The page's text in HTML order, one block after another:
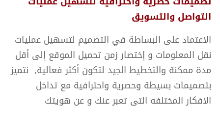
التواصل والتسويق
الاعتماد على البساطة في التصميم لتسهيل عمليات
نقل المعلومات و إختصار زمن تحميل الموقع إلى أقل
مدة ممكنة والتخطيط الجيد لتكون أكثر فعالية, نتميز
بتصميمات بسيطة وحصرية واحترافية مع تداخل
الافكار المختلفه التى تعبر عنك و عن هويتك